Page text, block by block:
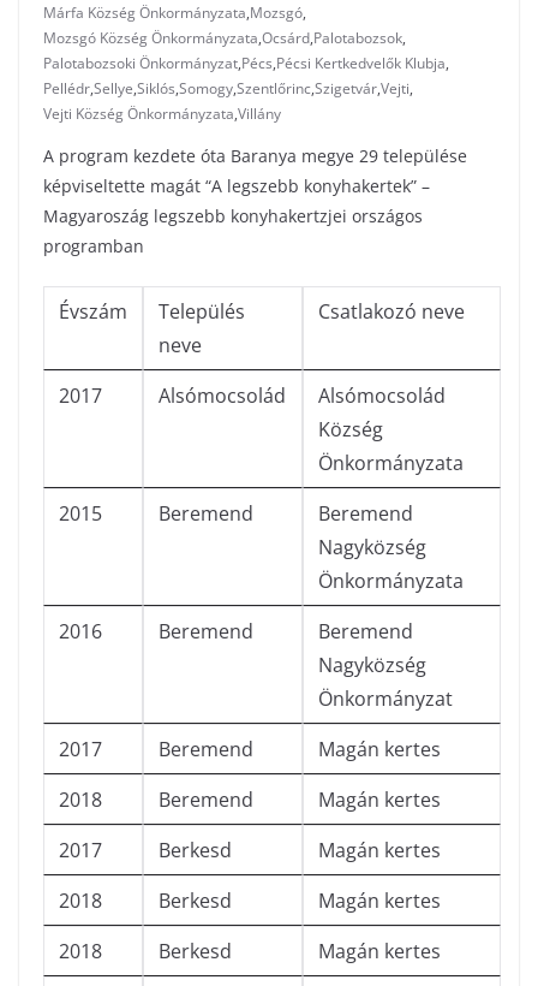
Márfa Község Önkormányzata,Mozsgó,
Mozsgó Község Önkormányzata,Ocsárd,Palotabozsok,
Palotabozsoki Önkormányzat,Pécs,Pécsi Kertkedvelők Klubja,
Pellédr,Sellye,Siklós,Somogy,Szentlőrinc,Szigetvár,Vejti,
Vejti Község Önkormányzata,Villány
A program kezdete óta Baranya megye 29 települése
képviseltette magát “A legszebb konyhakertek” –
Magyaroszág legszebb konyhakertzjei országos
programban
Évszám
Település
neve
Csatlakozó neve
2017 Alsómocsolád
Alsómocsolád
Község
Önkormányzata
2015
Beremend
Beremend
Nagyközség
Önkormányzata
2016
Beremend
Beremend
Nagyközség
Önkormányzat
2017
Beremend
Magán kertes
2018
Beremend
Magán kertes
2017
Berkesd
Magán kertes
2018
Berkesd
Magán kertes
2018
Berkesd
Magán kertes